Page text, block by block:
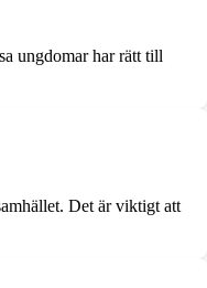
ungdomar har rätt till
Det är viktigt att